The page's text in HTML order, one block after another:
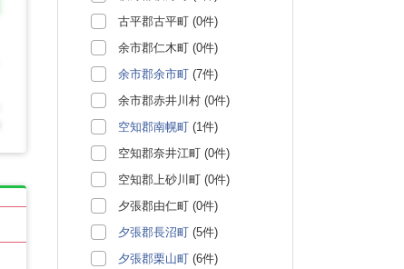
古平郡古平町 (0件)
余市郡仁木町 (0件)
余市郡余市町 (7件)
余市郡赤井川村 (0件)
空知郡南幌町 (1件)
空知郡奈井江町 (0件)
空知郡上砂川町 (0件)
夕張郡由仁町 (0件)
夕張郡長沼町 (5件)
夕張郡栗山町 (6件)